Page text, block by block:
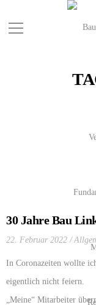
30 Jahre Bau
22. Februar 2022
In Coronazeiten wollte
eigentlich nicht feiern.
„Meine“ Mitarbeiter